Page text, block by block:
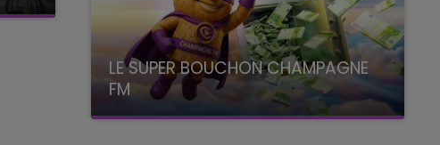
LE SUPER BOUCHON CHAMPAGNE
FM
avec La Famille Champagne FM, à 8H10